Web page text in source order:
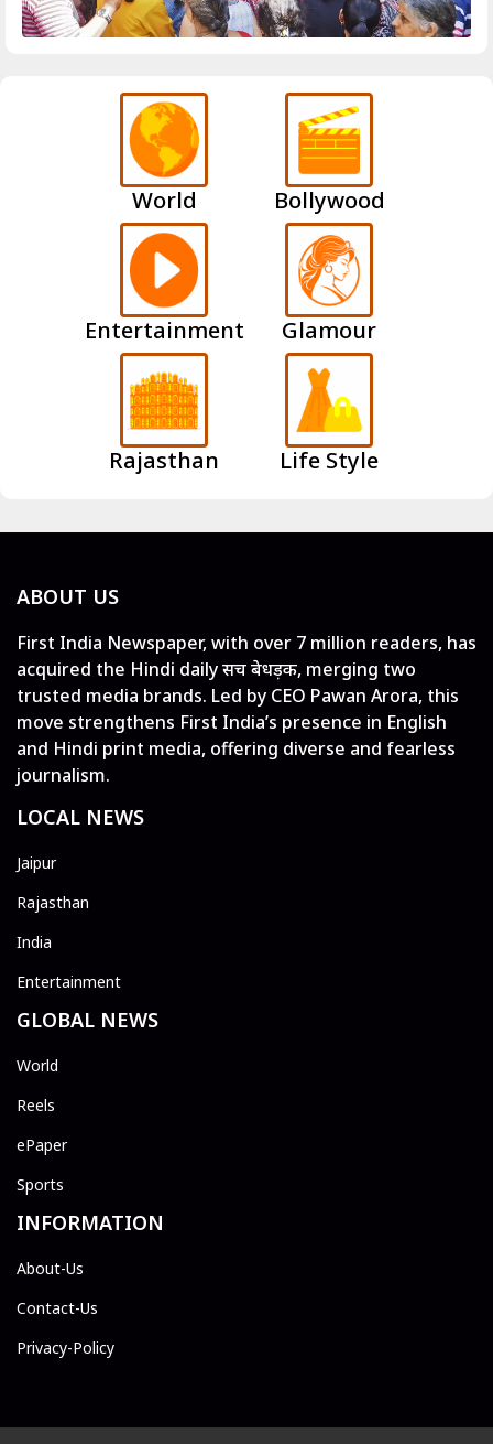
World Bollywood
Entertainment Glamour
Rajasthan Life Style
ABOUT US
First India Newspaper, with over 7 million readers, has
acquired the Hindi daily सच बेधड़क, merging two
trusted media brands. Led by CEO Pawan Arora, this
move strengthens First India’s presence in English
and Hindi print media, offering diverse and fearless
journalism.
LOCAL NEWS
Jaipur
Rajasthan
India
Entertainment
GLOBAL NEWS
World
Reels
ePaper
Sports
INFORMATION
About-Us
Contact-Us
Privacy-Policy